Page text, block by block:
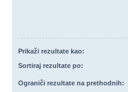
Prikaži rezultate kao:
Sortiraj rezultate po:
Ograniči rezultate na prethodnih: